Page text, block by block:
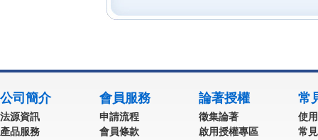
公司簡介
法源資訊
產品服務
會員服務
申請流程
會員條款
論著授權
徵集論著
啟用授權專區
常
使
常